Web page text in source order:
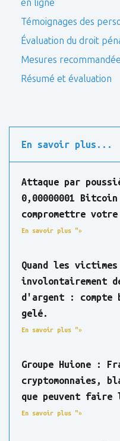
en ligne
Témoignages des
Évaluation du droit
Mesures
Résumé et évaluation
En savoir plus...
Attaque par
0,00000001
compromettre
En savoir plus "»
Quand les
involontairement
d'argent :
gelé.
En savoir plus "»
Groupe Huione :
cryptomonnaies,
que peuvent faire
En savoir plus "»